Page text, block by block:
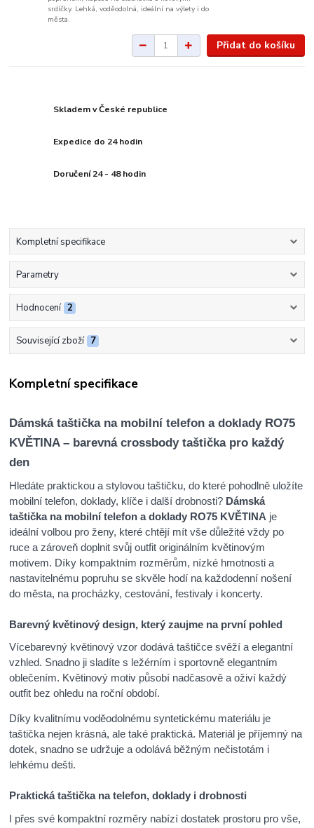
srdíčky. Lehká, voděodolná, ideální na výlety i do
města.
Přidat do košíku
Skladem v České republice
Expedice do 24 hodin
Doručení 24 - 48 hodin
Kompletní specifikace
Parametry
Hodnocení 2
Související zboží 7
Kompletní specifikace
Dámská taštička na mobilní telefon a doklady RO75
KVĚTINA – barevná crossbody taštička pro každý
den
Hledáte praktickou a stylovou taštičku, do které pohodlně uložíte
mobilní telefon, doklady, klíče i další drobnosti? Dámská
taštička na mobilní telefon a doklady RO75 KVĚTINA je
ideální volbou pro ženy, které chtějí mít vše důležité vždy po
ruce a zároveň doplnit svůj outfit originálním květinovým
motivem. Díky kompaktním rozměrům, nízké hmotnosti a
nastavitelnému popruhu se skvěle hodí na každodenní nošení
do města, na procházky, cestování, festivaly i koncerty.
Barevný květinový design, který zaujme na první pohled
Vícebarevný květinový vzor dodává taštičce svěží a elegantní
vzhled. Snadno ji sladíte s ležérním i sportovně elegantním
oblečením. Květinový motiv působí nadčasově a oživí každý
outfit bez ohledu na roční období.
Díky kvalitnímu voděodolnému syntetickému materiálu je
taštička nejen krásná, ale také praktická. Materiál je příjemný na
dotek, snadno se udržuje a odolává běžným nečistotám i
lehkému dešti.
Praktická taštička na telefon, doklady i drobnosti
I přes své kompaktní rozměry nabízí dostatek prostoru pro vše,